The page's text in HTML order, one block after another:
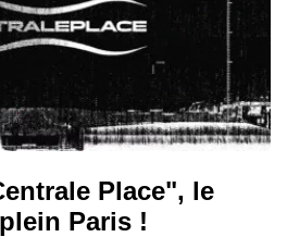
Place", le
Paris !